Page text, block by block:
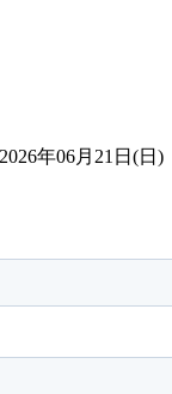
年06月21日(日)